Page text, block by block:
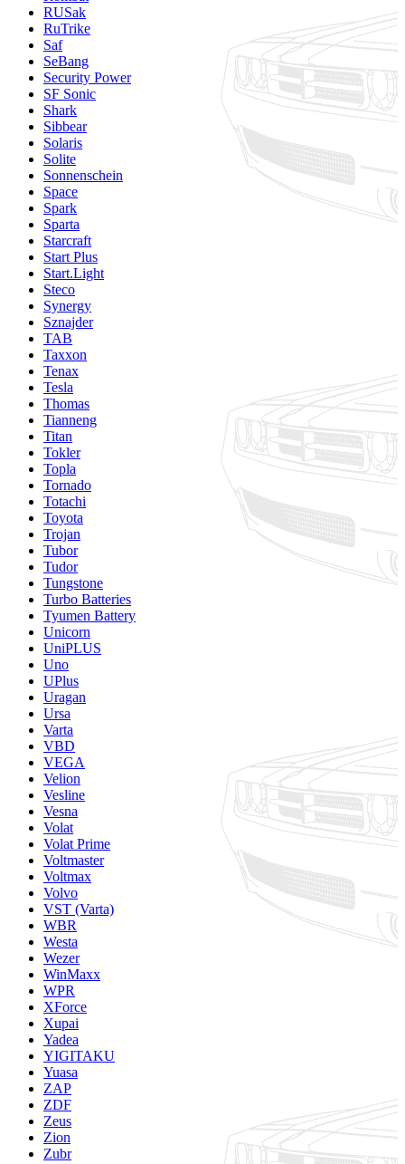
RUSak
RuTrike
Saf
SeBang
Security Power
SF Sonic
Shark
Sibbear
Solaris
Solite
Sonnenschein
Space
Spark
Sparta
Starcraft
Start Plus
Start.Light
Steco
Synergy
Sznajder
TAB
Taxxon
Tenax
Tesla
Thomas
Tianneng
Titan
Tokler
Topla
Tornado
Totachi
Toyota
Trojan
Tubor
Tudor
Tungstone
Turbo Batteries
Tyumen Battery
Unicorn
UniPLUS
Uno
UPlus
Uragan
Ursa
Varta
VBD
VEGA
Velion
Vesline
Vesna
Volat
Volat Prime
Voltmaster
Voltmax
Volvo
VST (Varta)
WBR
Westa
Wezer
WinMaxx
WPR
XForce
Xupai
Yadea
YIGITAKU
Yuasa
ZAP
ZDF
Zeus
Zion
Zubr